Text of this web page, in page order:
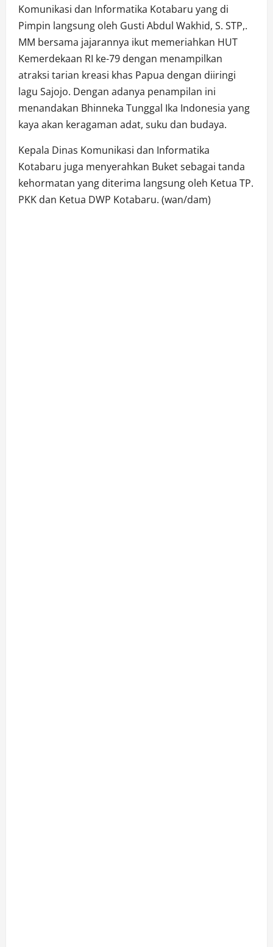
Komunikasi dan Informatika Kotabaru yang di
Pimpin langsung oleh Gusti Abdul Wakhid, S. STP,.
MM bersama jajarannya ikut memeriahkan HUT
Kemerdekaan RI ke-79 dengan menampilkan
atraksi tarian kreasi khas Papua dengan diiringi
lagu Sajojo. Dengan adanya penampilan ini
menandakan Bhinneka Tunggal Ika Indonesia yang
kaya akan keragaman adat, suku dan budaya.
Kepala Dinas Komunikasi dan Informatika
Kotabaru juga menyerahkan Buket sebagai tanda
kehormatan yang diterima langsung oleh Ketua TP.
PKK dan Ketua DWP Kotabaru. (wan/dam)